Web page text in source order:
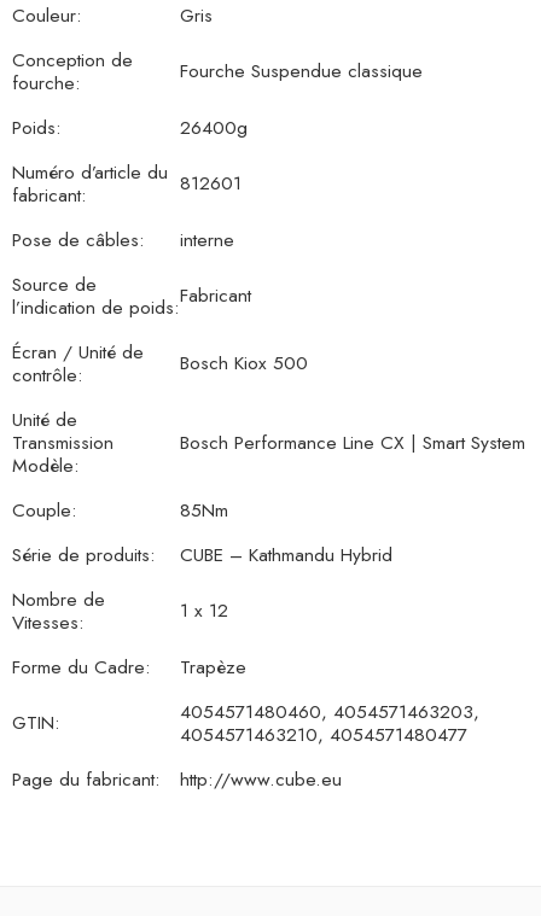
Couleur:
Gris
Conception de
fourche:
Fourche Suspendue classique
Poids:
26400g
Numéro d’article du
fabricant:
812601
Pose de câbles:
interne
Source de
l’indication de poids:Fabricant
Écran / Unité de
contrôle:
Bosch Kiox 500
Unité de
Transmission
Modèle:
Bosch Performance Line CX | Smart System
Couple:
85Nm
Série de produits:
CUBE – Kathmandu Hybrid
Nombre de
Vitesses:
1 x 12
Forme du Cadre:
Trapèze
GTIN:
4054571480460, 4054571463203,
4054571463210, 4054571480477
Page du fabricant:
http://www.cube.eu